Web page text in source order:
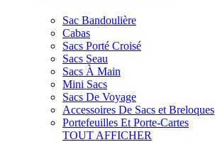
Sac Bandoulière
Cabas
Sacs Porté Croisé
Sacs Seau
Sacs À Main
Mini Sacs
Sacs De Voyage
Accessoires De Sacs et Breloques
Portefeuilles Et Porte-Cartes
TOUT AFFICHER